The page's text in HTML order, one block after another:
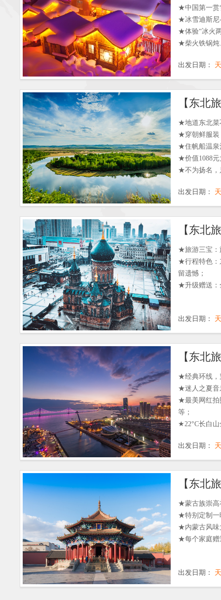
出发日期：
★中国第一赏
★冰雪迪斯尼
★体验“冰火
★柴火铁锅炖
出发日期：
★地道东北菜
★穿朝鲜服装
★住帆船温泉
★价值1088元
★不为扬名，
出发日期：
★旅游三宝：
★行程特色：
留遗憾；
★升级赠送：
出发日期：
★经典环线，
★迷人之夏
★最美网红拍
等；
★22°C长白
中央大街、
出发日期：
★蒙古族崇高
★特别定制一
★内蒙古风味
★每个家庭赠